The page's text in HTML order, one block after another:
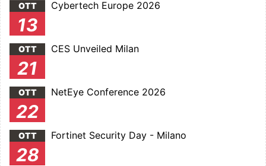
OTT
13
Cybertech Europe 2026
OTT
21
CES Unveiled Milan
OTT
22
NetEye Conference 2026
OTT
28
Fortinet Security Day - Milano